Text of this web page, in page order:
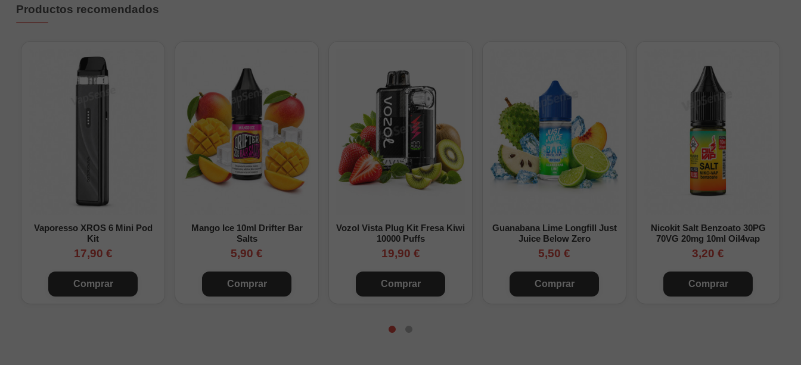
Productos recomendados
Vaporesso XROS 6 Mini Pod
Kit
17,90 €
Comprar
Mango Ice 10ml Drifter Bar
Salts
5,90 €
Comprar
Vozol Vista Plug Kit Fresa Kiwi
10000 Puffs
19,90 €
Comprar
Guanabana Lime Longfill Just
Juice Below Zero
5,50 €
Comprar
Nicokit Salt Benzoato 30PG
70VG 20mg 10ml Oil4vap
3,20 €
Comprar